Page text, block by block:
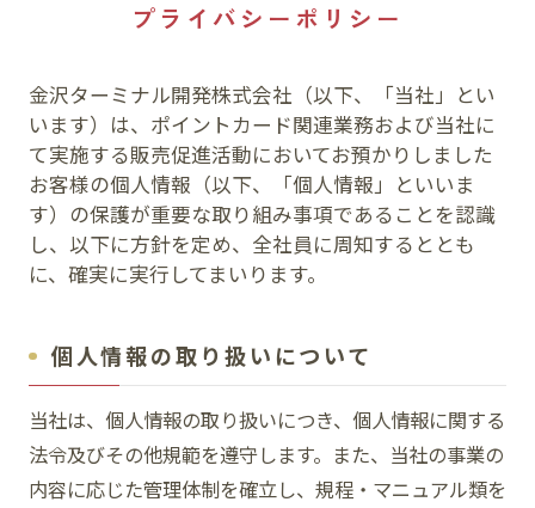
レストラン・カフェ
ショップニュース
イベント
館内サービス
施設からのお知らせ
スタッフ募集
プライバシーポリシー
金沢ターミナル開発株式会社（以下、「当社」とい
います）は、ポイントカード関連業務および当社に
て実施する販売促進活動においてお預かりしました
お客様の個人情報（以下、「個人情報」といいま
す）の保護が重要な取り組み事項であることを認識
し、以下に方針を定め、全社員に周知するととも
に、確実に実行してまいります。
個人情報の取り扱いについて
当社は、個人情報の取り扱いにつき、個人情報に関する
法令及びその他規範を遵守します。また、当社の事業の
内容に応じた管理体制を確立し、規程・マニュアル類を